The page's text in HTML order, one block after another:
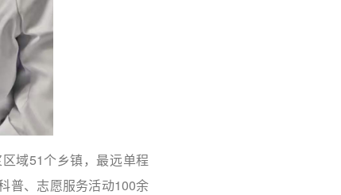
域51个乡镇，最远单程
普、志愿服务活动100余